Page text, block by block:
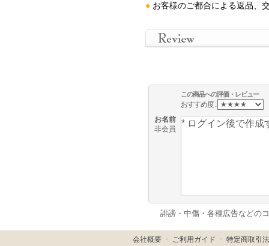
● お客様のご都合による返品、
この商品への評価・レビュー
おすすめ度 :
お名前
非会員
誹謗・中傷・各種広告などの
会社概要 ㆍ ご利用ガイド ㆍ特定商取引